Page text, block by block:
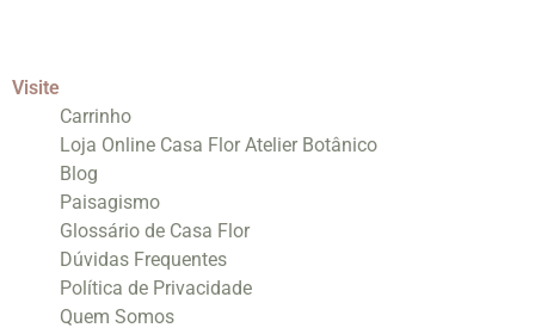
Visite
Carrinho
Loja Online Casa Flor Atelier Botânico
Blog
Paisagismo
Glossário de Casa Flor
Dúvidas Frequentes
Política de Privacidade
Quem Somos